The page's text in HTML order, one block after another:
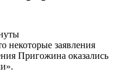
некоторые заявления
Пригожина оказались